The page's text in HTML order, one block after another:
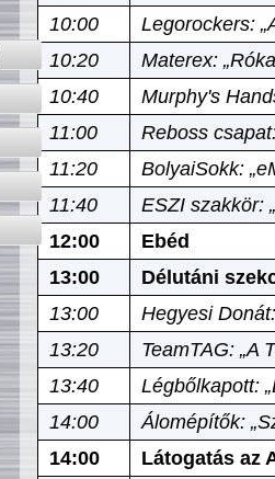
10:00
Legorockers:
10:20
Materex:
10:40
Murphy's
11:00
Reboss
11:20
BolyaiSokk:
11:40
ESZI szakkör:
12:00
Ebéd
13:00
Délutáni
13:00
Hegyesi
13:20
TeamTAG: „A
13:40
Légbőlkapott:
14:00
Álomépítők:
14:00
Látogatás az